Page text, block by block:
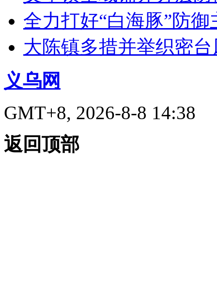
全力打好“白海豚”防御
大陈镇多措并举织密
义乌网
GMT+8, 2026-8-8 14:38
返回顶部